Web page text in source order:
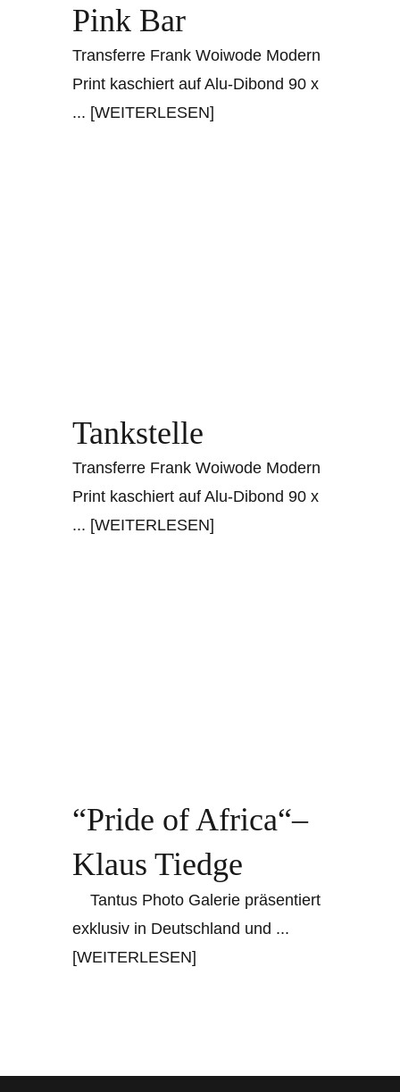
Pink Bar
Transferre Frank Woiwode Modern
Print kaschiert auf Alu-Dibond 90 x
... [WEITERLESEN]
Tankstelle
Transferre Frank Woiwode Modern
Print kaschiert auf Alu-Dibond 90 x
... [WEITERLESEN]
“Pride of Africa“–
Klaus Tiedge
Tantus Photo Galerie präsentiert
exklusiv in Deutschland und ...
[WEITERLESEN]